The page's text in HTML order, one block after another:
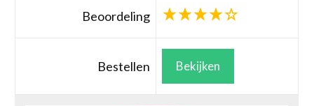
Beoordeling
Bestellen Bekijken